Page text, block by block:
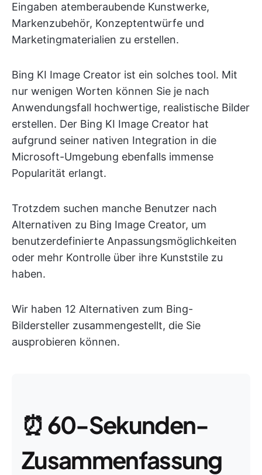
Eingaben atemberaubende Kunstwerke,
Markenzubehör, Konzeptentwürfe und
Marketingmaterialien zu erstellen.
Bing KI Image Creator ist ein solches tool. Mit
nur wenigen Worten können Sie je nach
Anwendungsfall hochwertige, realistische Bilder
erstellen. Der Bing KI Image Creator hat
aufgrund seiner nativen Integration in die
Microsoft-Umgebung ebenfalls immense
Popularität erlangt.
Trotzdem suchen manche Benutzer nach
Alternativen zu Bing Image Creator, um
benutzerdefinierte Anpassungsmöglichkeiten
oder mehr Kontrolle über ihre Kunststile zu
haben.
Wir haben 12 Alternativen zum Bing-
Bildersteller zusammengestellt, die Sie
ausprobieren können.
⏰60-Sekunden-
Zusammenfassung